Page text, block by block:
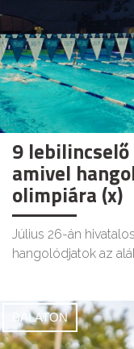
9
amivel
olimpiára (x)
Július 26-án
hangolódjatok az
BALATON